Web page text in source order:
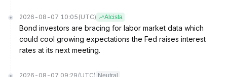
2026-08-07 10:05 (UTC) Alcista
Bond investors are bracing for labor market data which
could cool growing expectations the Fed raises interest
rates at its next meeting.
2026-08-07 09:29 (UTC) Neutral